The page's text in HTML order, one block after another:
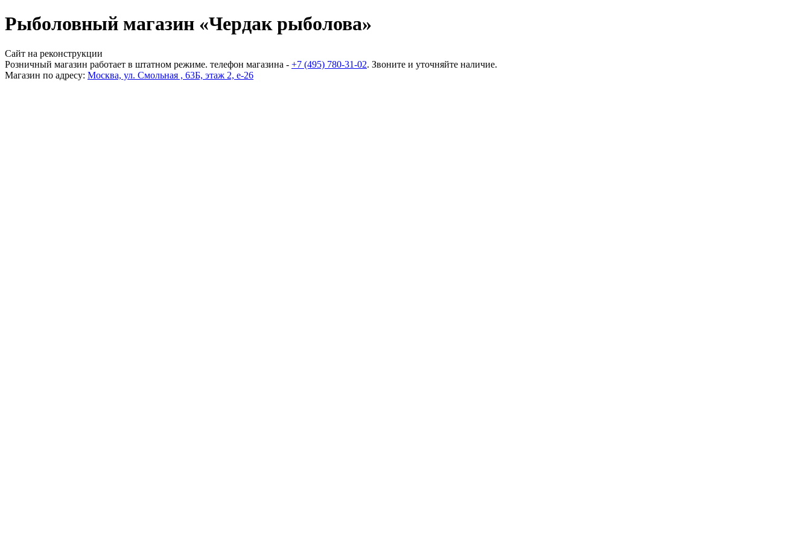
Рыболовный магазин «Чердак рыболова»
Сайт на реконструкции
Розничный магазин работает в штатном режиме. телефон магазина - +7 (495) 780-31-02. Звоните и уточняйте наличие.
Магазин по адресу: Москва, ул. Смольная , 63Б, этаж 2, е-26